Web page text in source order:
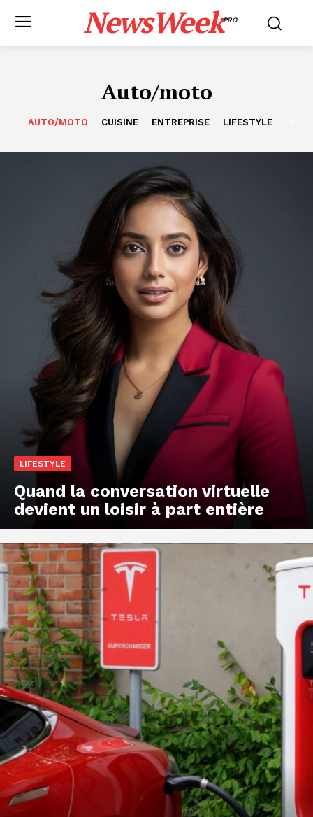
NewsWeekPRO
Auto/moto
AUTO/MOTO CUISINE ENTREPRISE LIFESTYLE
LIFESTYLE
Quand la conversation virtuelle
devient un loisir à part entière